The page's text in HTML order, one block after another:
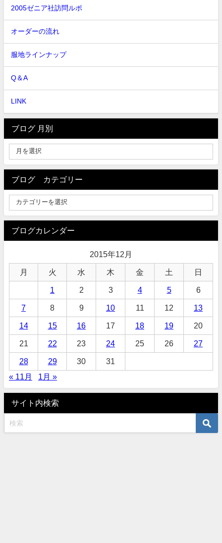
2005ゼニア社訪問ルポ
オーダーの流れ
服地ラインナップ
Q＆A
LINK
ブログ 月別
ブログ カテゴリー
ブログカレンダー
2015年12月
月 火 水 木 金 土 日
1 2 3 4 5 6
7 8 9 10 11 12 13
14 15 16 17 18 19 20
21 22 23 24 25 26 27
28 29 30
31
« 11月
1月 »
サイト内検索